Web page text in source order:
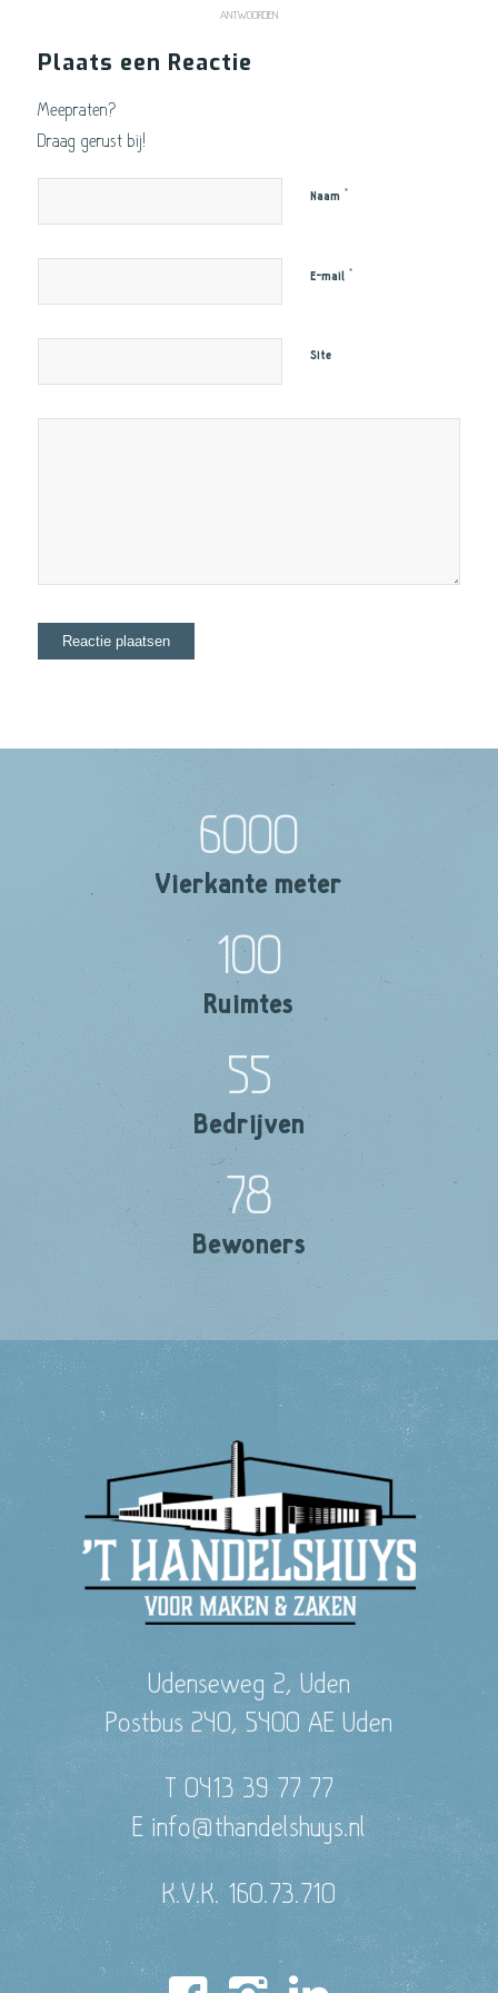
ANTWOORDEN
Plaats een Reactie
Meepraten?
Draag gerust bij!
Naam *
E-mail *
Site
6000
Vierkante meter
100
Ruimtes
55
Bedrijven
78
Bewoners
Udenseweg 2, Uden
Postbus 240, 5400 AE Uden
T 0413 39 77 77
E info@thandelshuys.nl
K.V.K. 160.73.710